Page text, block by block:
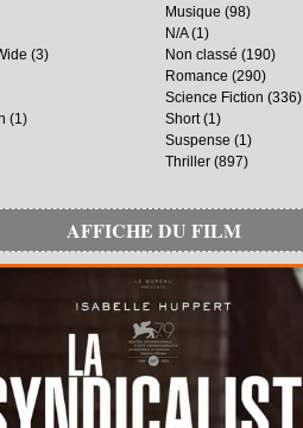
Musique (98)
N/A(1)
(3) Non classé (190)
Romance (290)
Science Fiction (336)
(1) Short(1)
Suspense (1)
Thriller (897)
AFFICHE DU FILM